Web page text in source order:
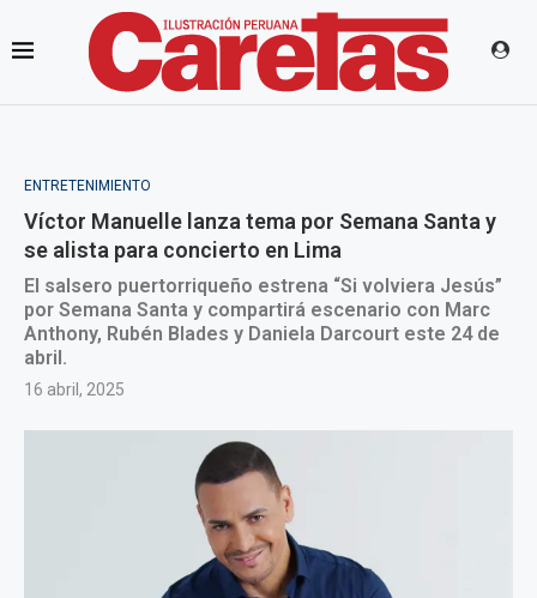
ENTRETENIMIENTO
Víctor Manuelle lanza tema por Semana Santa y
se alista para concierto en Lima
El salsero puertorriqueño estrena “Si volviera Jesús”
por Semana Santa y compartirá escenario con Marc
Anthony, Rubén Blades y Daniela Darcourt este 24 de
abril.
16 abril, 2025